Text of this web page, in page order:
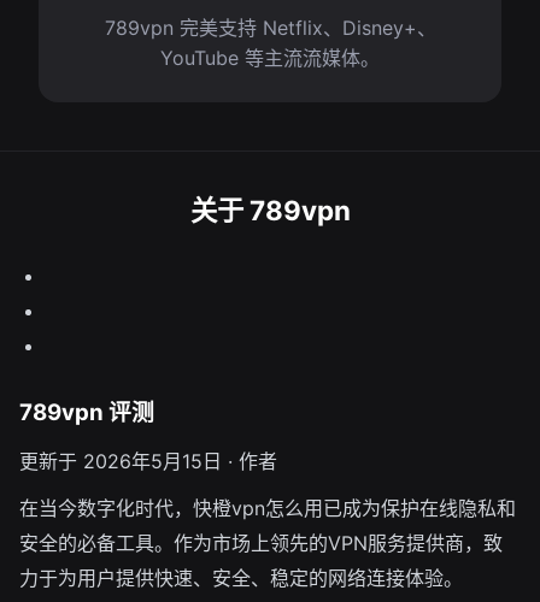
789vpn 完美支持 Netflix、Disney+、
YouTube 等主流流媒体。
关于 789vpn
789vpn 评测
更新于 2026年5月15日 · 作者
在当今数字化时代，快橙vpn怎么用已成为保护在线隐私和
安全的必备工具。作为市场上领先的VPN服务提供商，致
力于为用户提供快速、安全、稳定的网络连接体验。